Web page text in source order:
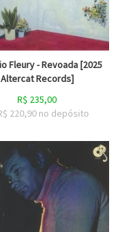
Fleury - Revoada [2025
Altercat Records]
R$ 235,00
220,90 no depósito